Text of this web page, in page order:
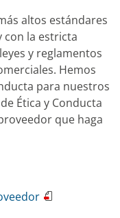
altos estándares
con la estricta
y reglamentos
Hemos
para nuestros
Ética y Conducta
que haga